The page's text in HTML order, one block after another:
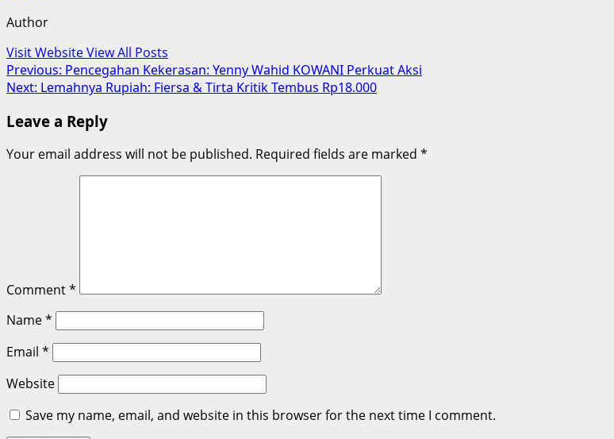
Author
Visit WebsiteView All Posts
Post
navigation
Previous: Pencegahan Kekerasan: Yenny Wahid KOWANI Perkuat Aksi
Next: Lemahnya Rupiah: Fiersa & Tirta Kritik Tembus Rp18.000
Leave a Reply
Your email address will not be published. Required fields are marked *
Comment*
Name*
Email *
Website
Save my name, email, and website in this browser for the next time I comment.